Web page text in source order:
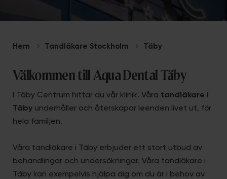
Hem Tandläkare Stockholm Täby
Välkommen till Aqua Dental Täby
I Täby Centrum hittar du vår klinik. Våra tandläkare i
Täby underhåller och återskapar leenden livet ut, för
hela familjen.
Våra tandläkare i Täby erbjuder ett stort utbud av
behandlingar och undersökningar. Våra tandläkare i
Täby kan exempelvis hjälpa dig om du är i behov av